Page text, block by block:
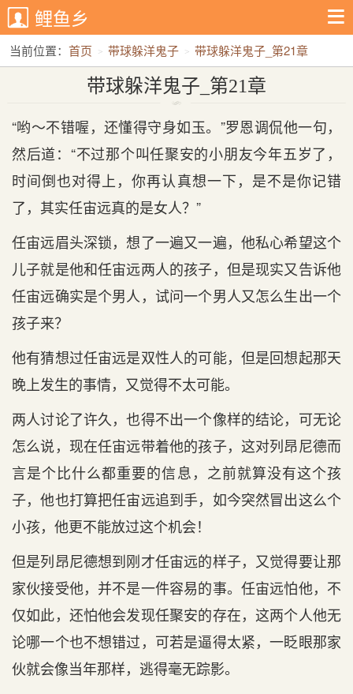
鲤鱼乡
当前位置： 首页 带球躲洋鬼子 带球躲洋鬼子_第21章
带球躲洋鬼子_第21章
“哟～不错喔，还懂得守身如玉。”罗恩调侃他一句，
然后道：“不过那个叫任聚安的小朋友今年五岁了，
时间倒也对得上，你再认真想一下，是不是你记错
了，其实任宙远真的是女人？”
任宙远眉头深锁，想了一遍又一遍，他私心希望这个
儿子就是他和任宙远两人的孩子，但是现实又告诉他
任宙远确实是个男人，试问一个男人又怎么生出一个
孩子来？
他有猜想过任宙远是双性人的可能，但是回想起那天
晚上发生的事情，又觉得不太可能。
两人讨论了许久，也得不出一个像样的结论，可无论
怎么说，现在任宙远带着他的孩子，这对列昂尼德而
言是个比什么都重要的信息，之前就算没有这个孩
子，他也打算把任宙远追到手，如今突然冒出这么个
小孩，他更不能放过这个机会！
但是列昂尼德想到刚才任宙远的样子，又觉得要让那
家伙接受他，并不是一件容易的事。任宙远怕他，不
仅如此，还怕他会发现任聚安的存在，这两个人他无
论哪一个也不想错过，可若是逼得太紧，一眨眼那家
伙就会像当年那样，逃得毫无踪影。